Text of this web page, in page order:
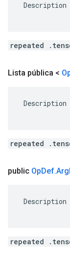
repeated
Lista pública <
repeated
public OpDef.Arg
repeated